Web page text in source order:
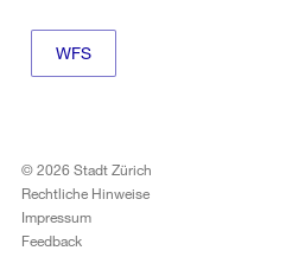
WFS
© 2026 Stadt Zürich
Rechtliche Hinweise
Impressum
Feedback